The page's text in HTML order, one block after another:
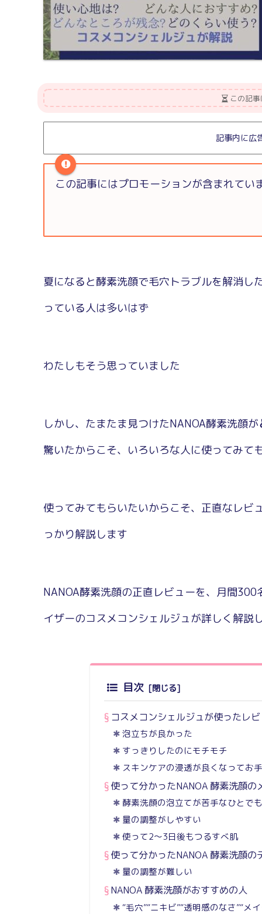
この記事
記事内に広
この記事にはプロモーションが含まれてい
夏になると酵素洗顔で毛穴トラブルを解消し
っている人は多いはず
わたしもそう思っていました
しかし、たまたま見つけたNANOA酵素洗顔が
驚いたからこそ、いろいろな人に使ってみて
使ってみてもらいたいからこそ、正直なレビ
っかり解説します
NANOA酵素洗顔の正直レビューを、月間
イザーのコスメコンシェルジュが詳しく解説
目次
コスメコンシェルジュが使ったレ
泡立ちが良かった
すっきりしたのにモチモチ
スキンケアの浸透が良くなってお
使って分かったNANOA 酵素洗顔の
酵素洗顔の泡立てが苦手なひとで
量の調整がしやすい
使って2～3日後もつるすべ肌
使って分かったNANOA 酵素洗顔の
量の調整が難しい
NANOA 酵素洗顔がおすすめの人
“毛穴”“ニキビ”“透明感のなさ”“メ